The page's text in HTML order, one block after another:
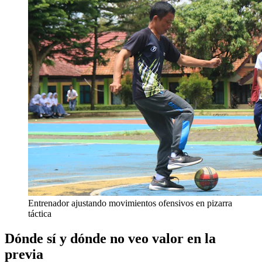
Entrenador ajustando movimientos ofensivos en pizarra
táctica
Dónde sí y dónde no veo valor en la
previa